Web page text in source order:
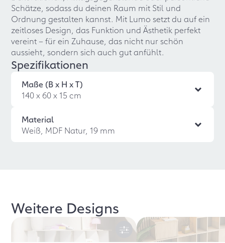
Schätze, sodass du deinen Raum mit Stil und
Ordnung gestalten kannst. Mit Lumo setzt du auf ein
zeitloses Design, das Funktion und Ästhetik perfekt
vereint – für ein Zuhause, das nicht nur schön
aussieht, sondern sich auch gut anfühlt.
Spezifikationen
Maße (B x H x T)
140 x 60 x 15 cm
Material
Weiß, MDF Natur, 19 mm
Weitere Designs